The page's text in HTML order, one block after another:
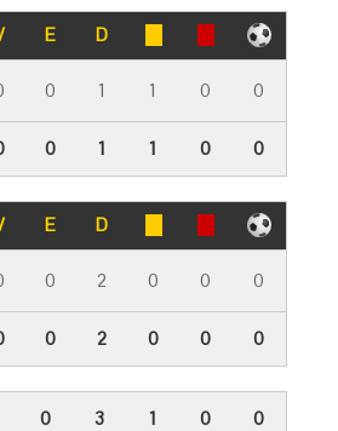
E D
0 1 1 0 0
0 1 1 0 0
E D
0 2 0 0 0
0 2 0 0 0
0 3 1 0 0